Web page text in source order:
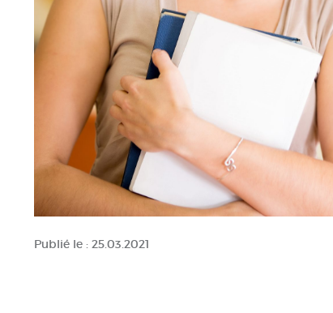
Publié le : 25.03.2021